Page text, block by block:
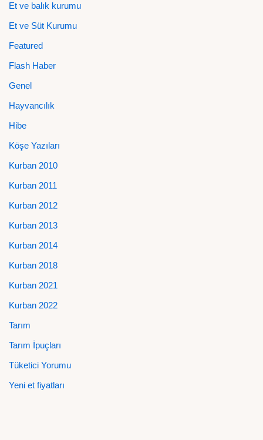
Et ve balık kurumu
Et ve Süt Kurumu
Featured
Flash Haber
Genel
Hayvancılık
Hibe
Köşe Yazıları
Kurban 2010
Kurban 2011
Kurban 2012
Kurban 2013
Kurban 2014
Kurban 2018
Kurban 2021
Kurban 2022
Tarım
Tarım İpuçları
Tüketici Yorumu
Yeni et fiyatları